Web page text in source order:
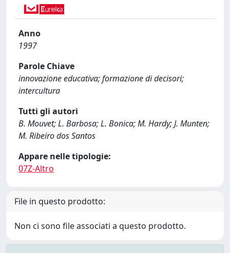
Anno
1997
Parole Chiave
innovazione educativa; formazione di decisori;
intercultura
Tutti gli autori
B. Mouvet; L. Barbosa; L. Bonica; M. Hardy; J. Munten;
M. Ribeiro dos Santos
Appare nelle tipologie:
07Z-Altro
File in questo prodotto:
Non ci sono file associati a questo prodotto.